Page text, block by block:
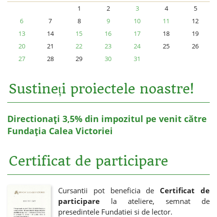
1 2 3 4
5
6
7 8 9 10 11
12
13
14 15 16 17 18
19
20
21 22 23 24 25
26
27
28 29 30 31
Sustineți proiectele noastre!
Directionați 3,5% din impozitul pe venit către
Fundația Calea Victoriei
Certificat de participare
Cursantii pot beneficia de Certificat de
participare la ateliere, semnat de
presedintele Fundatiei si de lector.